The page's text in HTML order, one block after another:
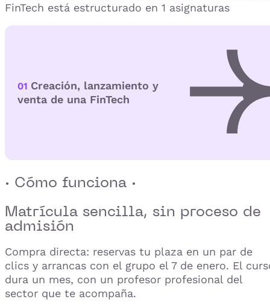
FinTech está estructurado en 1 asignaturas
01 Creación, lanzamiento y
venta de una FinTech
· Cómo funciona ·
Matrícula sencilla, sin proceso de
admisión
Compra directa: reservas tu plaza en un par de
clics y arrancas con el grupo el 7 de enero. El
dura un mes, con un profesor profesional del
sector que te acompaña.